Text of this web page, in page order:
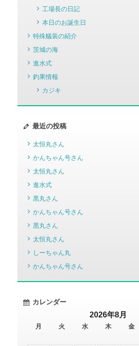
工場長の日記
本日のお誕生日
特殊艤装の紹介
茨城の海
進水式
釣果情報
カジキ
最近の投稿
太恒丸さん
かんちゃん号さん
太恒丸さん
進水式
黒丸さん
かんちゃん号さん
黒丸さん
太恒丸さん
しーちゃん丸
かんちゃん号さん
カレンダー
2026年8月
月 火 水 木 金